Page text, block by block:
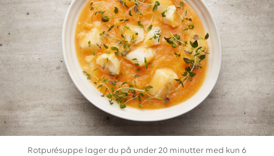
Rotpurésuppe lager du på under 20 minutter med kun 6